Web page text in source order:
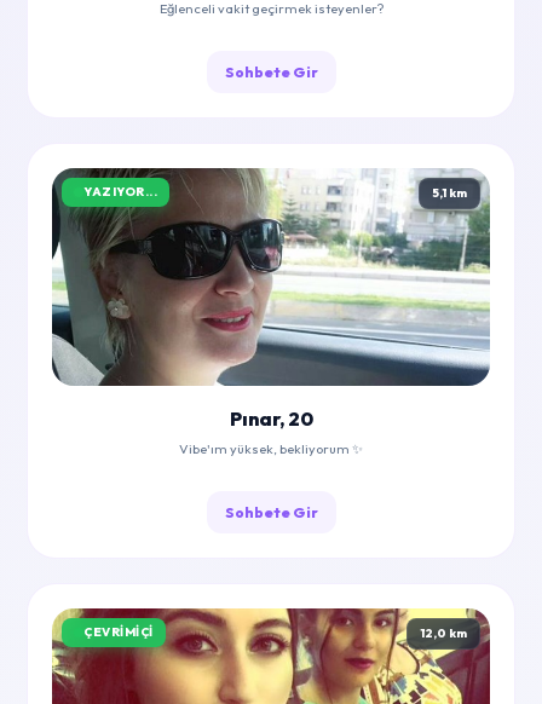
Eğlenceli vakit geçirmek isteyenler?
Sohbete Gir
YAZIYOR... 5,1 km
Pınar, 20
Vibe'ım yüksek, bekliyorum ✨
Sohbete Gir
ÇEVRIMIÇI 12,0 km